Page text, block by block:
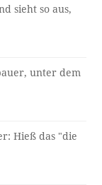
sieht so aus,
unter dem
Hieß das "die